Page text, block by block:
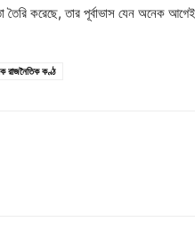
তৈরি করেছে, তার পূর্বাভাস যেন অনেক
রাজনৈতিক কণ্ঠ